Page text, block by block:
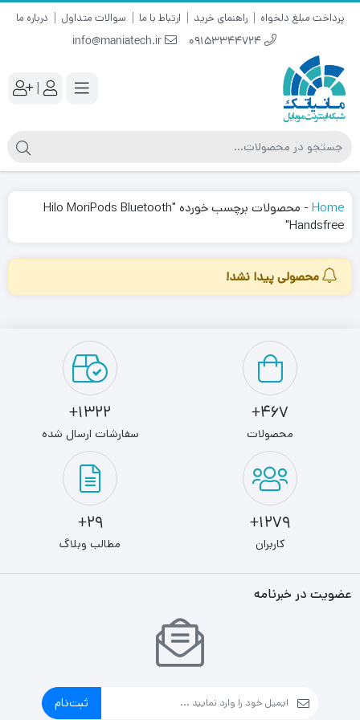
پرداخت مبلغ دلخواه راهنمای خرید ارتباط با ما سوالات متداول درباره ما
09153344724
info@maniatech.ir
|
Home
-
محصولات برچسب خورده "Hilo MoriPods Bluetooth
Handsfree"
محصولی پیدا نشد!
467+
محصولات
1322+
سفارشات ارسال شده
1279+
کاربران
29+
مطالب وبلاگ
عضویت در خبرنامه
ثبت‌نام